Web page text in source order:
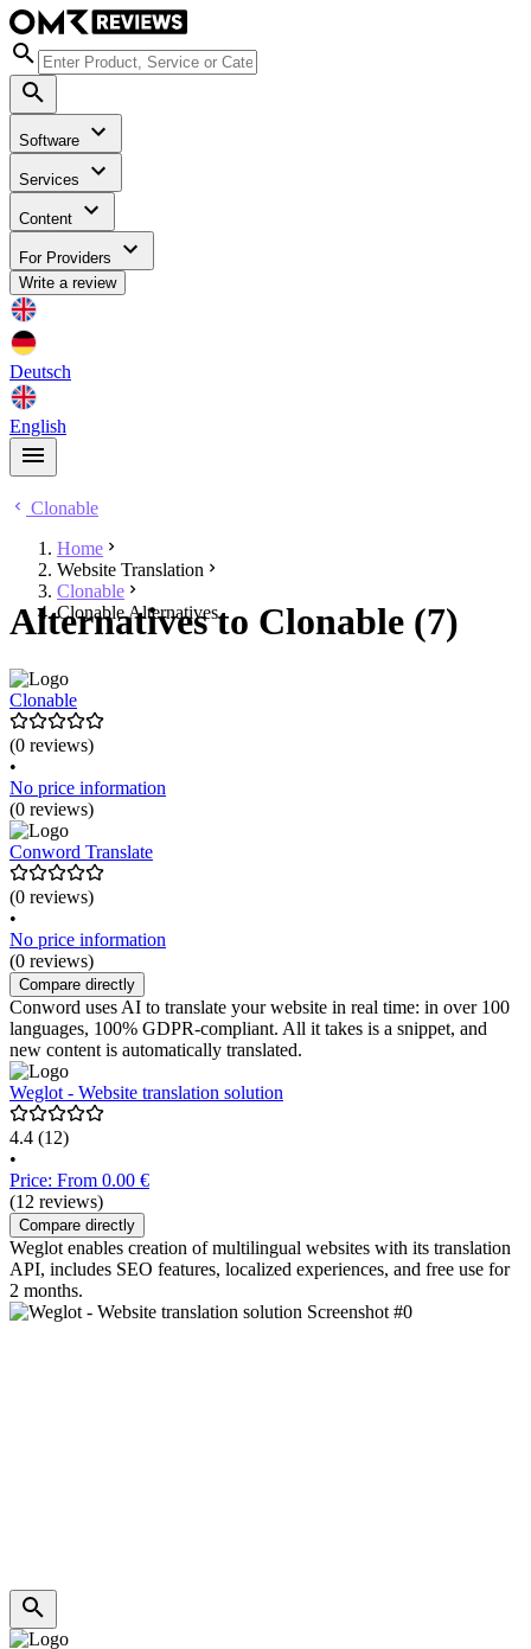
Software
Services
Content
For Providers
Write a review
Deutsch
English
Clonable
Home
Website Translation
Clonable
Clonable Alternatives
Alternatives to Clonable (7)
Clonable
(0 reviews)
•
No price information
(0 reviews)
Conword Translate
(0 reviews)
•
No price information
(0 reviews)
Compare directly
Conword uses AI to translate your website in real time: in over 100
languages, 100% GDPR-compliant. All it takes is a snippet, and
new content is automatically translated.
Weglot - Website translation solution
4.4 (12)
•
Price: From 0.00 €
(12 reviews)
Compare directly
Weglot enables creation of multilingual websites with its translation
API, includes SEO features, localized experiences, and free use for
2 months.